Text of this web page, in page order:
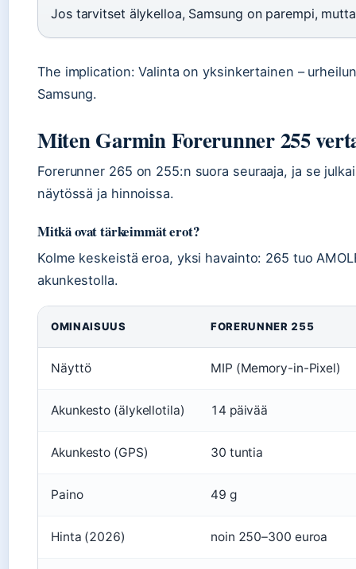
Jos tarvitset älykelloa, Samsung on parempi,
The implication: Valinta on yksinkertainen –
Samsung.
Miten Garmin Forerunner 255
Forerunner 265 on 255:n suora seuraaja, ja se
näytössä ja hinnoissa.
Mitkä ovat tärkeimmät erot?
Kolme keskeistä eroa, yksi havainto: 265 tuo
akunkestolla.
OMINAISUUS FORERUNNER 255
Näyttö MIP (Memory-in-Pixel)
Akunkesto (älykellotila) 14 päivää
Akunkesto (GPS) 30 tuntia
Paino 49 g
Hinta (2026) noin 250–300 euroa